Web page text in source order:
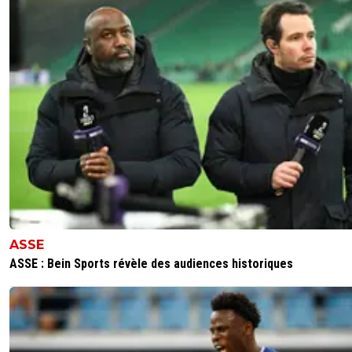
flaco75-reviens-l-o +787
Bah , on l’a réssigné pour pouvoir le revendre donc
au plus vite …. On n’en peut plus du CasperDragster
🇧🇷🇦🇷🇮🇹
Répondre
chingachgooq 14 août 2021 à 00:56
Une pub de messi avec budweiser "never dream alone"
nouvelle PUB de budweiser " now dream bigger" hahaha
Bon voyons voir donc on a Kherer à leverkusen (rajoutez
millions il est à vous), Draxler à la Lazio...., Kurzawa à
l'OL.....Personne pour Herrera? Gueye? On peut faire des
ASSE
ASSE : Bein Sports révèle des audiences historiques